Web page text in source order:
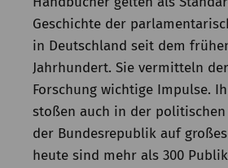
Geschichte der
in Deutschland seit dem
Jahrhundert. Sie vermitteln
Forschung wichtige Impulse.
stoßen auch in der
der Bundesrepublik auf
heute sind mehr als 300